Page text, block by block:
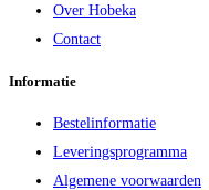
Over Hobeka
Contact
Informatie
Bestelinformatie
Leveringsprogramma
Algemene voorwaarden